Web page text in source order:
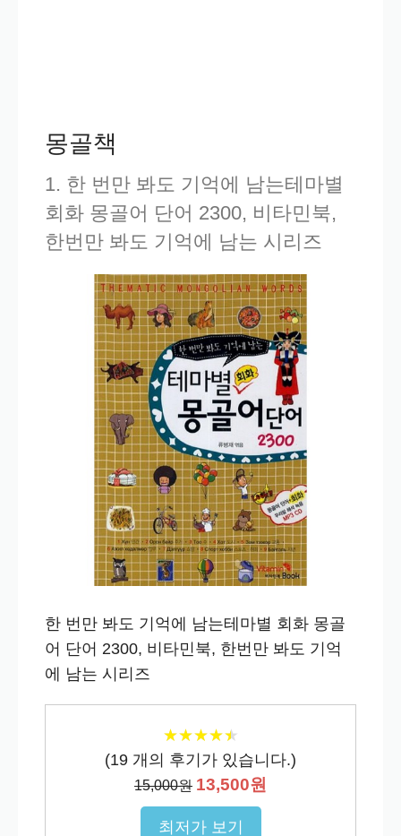
몽골책
1. 한 번만 봐도 기억에 남는테마별
회화 몽골어 단어 2300, 비타민북,
한번만 봐도 기억에 남는 시리즈
한 번만 봐도 기억에 남는테마별 회화 몽골
어 단어 2300, 비타민북, 한번만 봐도 기억
에 남는 시리즈
★★★★★
★★★★★
(19 개의 후기가 있습니다.)
15,000원 13,500원
최저가 보기